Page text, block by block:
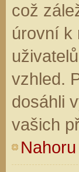
což
úrovní k
vzhled.
dosáhli
vašich
Nahoru